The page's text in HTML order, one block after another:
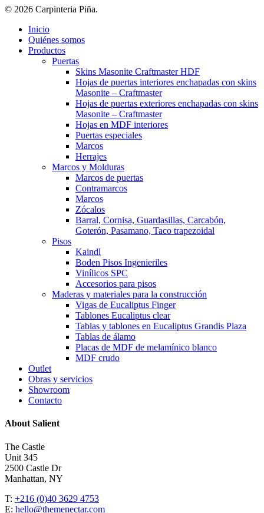
© 2026 Carpinteria Piña.
Inicio
Quiénes somos
Productos
Puertas
Skins Masonite Craftmaster HDF
Hojas de puertas interiores enchapadas con skins
Masonite – Craftmaster
Hojas de puertas exteriores enchapadas con skins
Masonite – Craftmaster
Hojas en MDF interiores
Puertas especiales
Marcos
Herrajes
Marcos y Molduras
Marcos de puertas
Contramarcos
Marcos
Zócalos
Barral, Cornisa, Guardasillas, Carcabón,
Goterón, Pasamano, Taco trapezoidal
Pisos
Kaindl
Boden Pisos Ingenieriles
Vinílicos SPC
Accesorios para pisos
Maderas y materiales para la construcción
Vigas de Eucaliptus Finger
Tablones Eucaliptus clear
Tablas y tablones en Eucaliptus Grandis Plaza
Tablas de álamo
Placas de MDF de melamínico blanco
MDF crudo
Outlet
Obras y servicios
Showroom
Contacto
About Salient
The Castle
Unit 345
2500 Castle Dr
Manhattan, NY
T: +216 (0)40 3629 4753
E: hello@themenectar.com